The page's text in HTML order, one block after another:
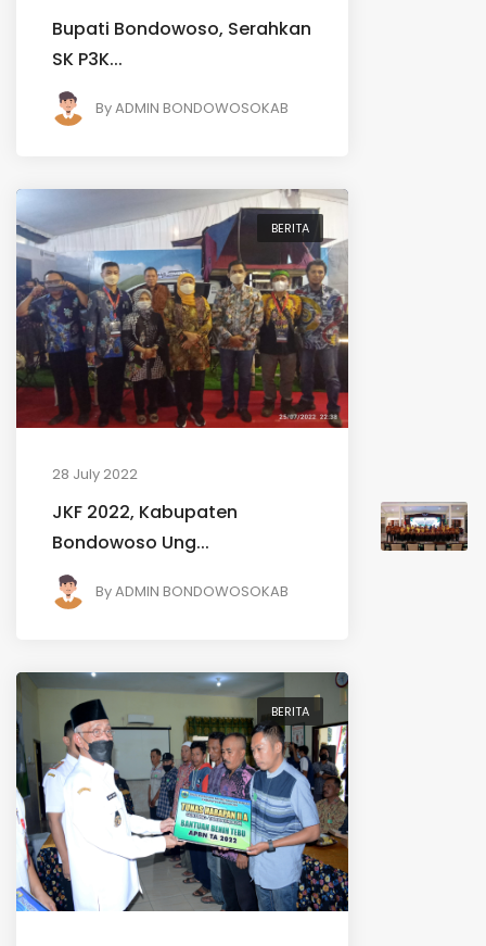
Bupati Bondowoso, Serahkan
SK P3K...
ByADMIN BONDOWOSOKAB
BERITA
28 July 2022
JKF 2022, Kabupaten
Bondowoso Ung...
ByADMIN BONDOWOSOKAB
BERITA